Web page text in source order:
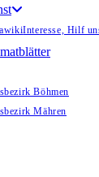
Interesse, Hilf
Böhmen
Mähren